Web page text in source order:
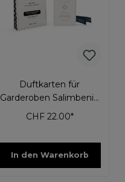
Duftkarten für
Garderoben Salimbeni -
Lino in Primavera 3 Stk
CHF 22.00*
In den Warenkorb